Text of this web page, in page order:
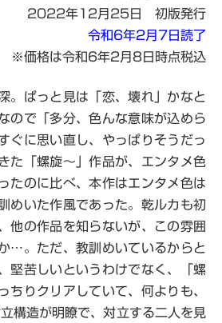
2022年12月25日 初版発行
令和6年2月7日読了
※価格は令和6年2月8日時点税込
。ぱっと見は「恋、壊れ」かなと
ので「多分、色んな意味が込めら
ぐに思い直し、やっぱりそうだっ
た「螺旋～」作品が、エンタメ色
たのに比べ、本作はエンタメ色は
めいた作風であった。乾ルカも初
他の作品を知らないが、この雰囲
…。ただ、教訓めいているからと
堅苦しいというわけでなく、「螺
ちりクリアしていて、何よりも、
立構造が明瞭で、対立する二人を見